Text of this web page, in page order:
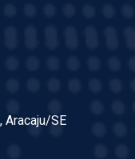
Aracaju/SE